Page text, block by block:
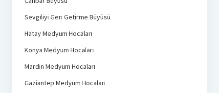
Sevgiliyi Geri Getirme Büyüsü
Hatay Medyum Hocaları
Konya Medyum Hocaları
Mardin Medyum Hocaları
Gaziantep Medyum Hocaları